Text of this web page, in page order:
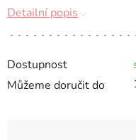
Dostupnost
Můžeme doručit do
Detailní popis